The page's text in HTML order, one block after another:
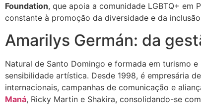
Foundation, que apoia a comunidade LGBTQ+
constante à promoção da diversidade e da
Amarilys Germán: da
Natural de Santo Domingo e formada em turismo e
sensibilidade artística. Desde 1998, é empresária de
internacionais, campanhas de comunicação e
Maná, Ricky Martin e Shakira, consolidando-se